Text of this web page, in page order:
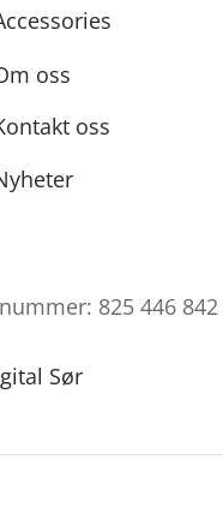
oss
oss
825 446 842
Sør